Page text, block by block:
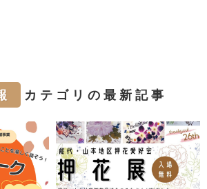
カテゴリの最新記事